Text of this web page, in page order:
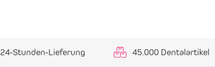
24-Stunden-Lieferung 45.000 Dentalartikel